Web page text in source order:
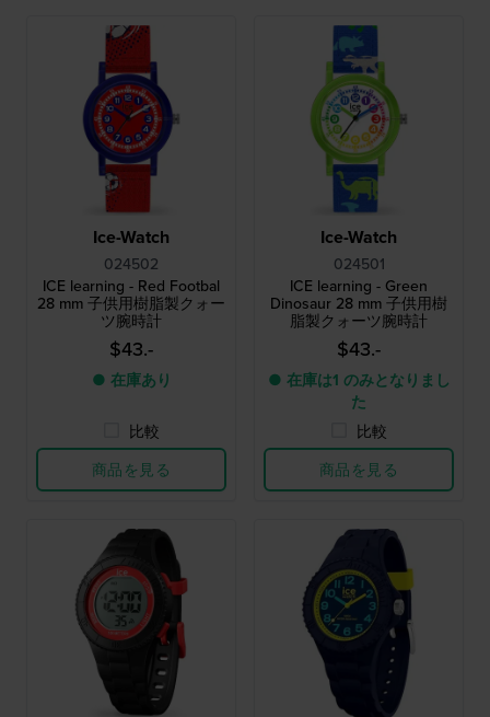
Ice-Watch
024502
ICE learning - Red Footbal
28 mm 子供用樹脂製クォー
ツ腕時計
$43.-
● 在庫あり
比較
商品を見る
Ice-Watch
024501
ICE learning - Green
Dinosaur 28 mm 子供用樹
脂製クォーツ腕時計
$43.-
● 在庫は1 のみとなりまし
た
比較
商品を見る